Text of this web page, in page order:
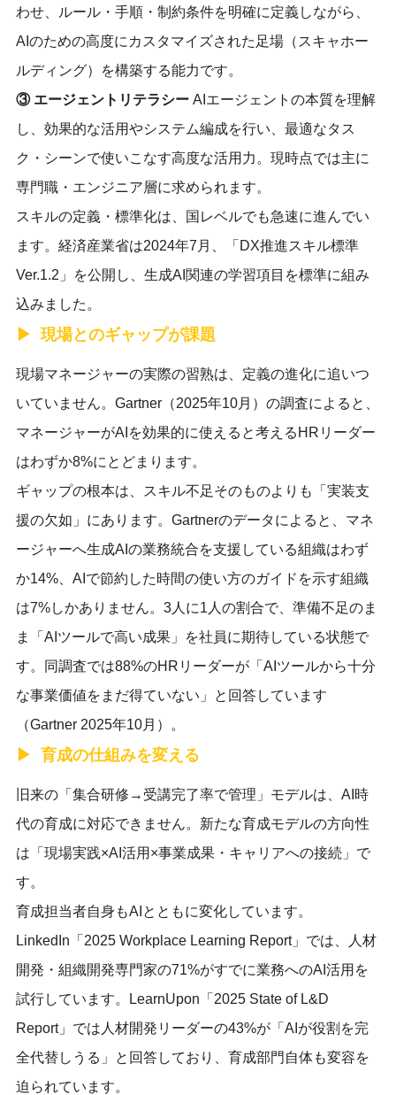
わせ、ルール・手順・制約条件を明確に定義しながら、
AIのための高度にカスタマイズされた足場（スキャホー
ルディング）を構築する能力です。
③ エージェントリテラシーAIエージェントの本質を理解
し、効果的な活用やシステム編成を行い、最適なタス
ク・シーンで使いこなす高度な活用力。現時点では主に
専門職・エンジニア層に求められます。
スキルの定義・標準化は、国レベルでも急速に進んでい
ます。経済産業省は2024年7月、「DX推進スキル標準
Ver.1.2」を公開し、生成AI関連の学習項目を標準に組み
込みました。
現場とのギャップが課題
現場マネージャーの実際の習熟は、定義の進化に追いつ
いていません。Gartner（2025年10月）の調査によると、
マネージャーがAIを効果的に使えると考えるHRリーダー
はわずか8%にとどまります。
ギャップの根本は、スキル不足そのものよりも「実装支
援の欠如」にあります。Gartnerのデータによると、マネ
ージャーへ生成AIの業務統合を支援している組織はわず
か14%、AIで節約した時間の使い方のガイドを示す組織
は7%しかありません。3人に1人の割合で、準備不足のま
ま「AIツールで高い成果」を社員に期待している状態で
す。同調査では88%のHRリーダーが「AIツールから十分
な事業価値をまだ得ていない」と回答しています
（Gartner 2025年10月）。
育成の仕組みを変える
旧来の「集合研修→受講完了率で管理」モデルは、AI時
代の育成に対応できません。新たな育成モデルの方向性
は「現場実践×AI活用×事業成果・キャリアへの接続」で
す。
育成担当者自身もAIとともに変化しています。
LinkedIn「2025 Workplace Learning Report」では、人材
開発・組織開発専門家の71%がすでに業務へのAI活用を
試行しています。LearnUpon「2025 State of L&D
Report」では人材開発リーダーの43%が「AIが役割を完
全代替しうる」と回答しており、育成部門自体も変容を
迫られています。